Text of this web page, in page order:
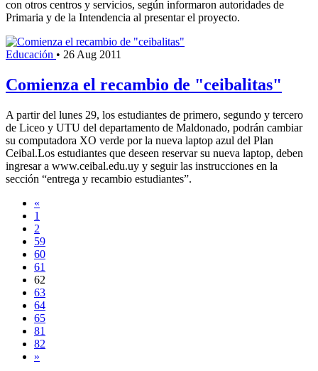
con otros centros y servicios, según informaron autoridades de
Primaria y de la Intendencia al presentar el proyecto.
Educación • 26 Aug 2011
Comienza el recambio de "ceibalitas"
A partir del lunes 29, los estudiantes de primero, segundo y tercero
de Liceo y UTU del departamento de Maldonado, podrán cambiar
su computadora XO verde por la nueva laptop azul del Plan
Ceibal.Los estudiantes que deseen reservar su nueva laptop, deben
ingresar a www.ceibal.edu.uy y seguir las instrucciones en la
sección “entrega y recambio estudiantes”.
«
1
2
59
60
61
62
63
64
65
81
82
»